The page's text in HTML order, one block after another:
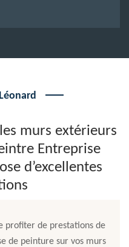
murs extérieurs
Entreprise
d’excellentes
profiter de prestations de
de peinture sur vos murs